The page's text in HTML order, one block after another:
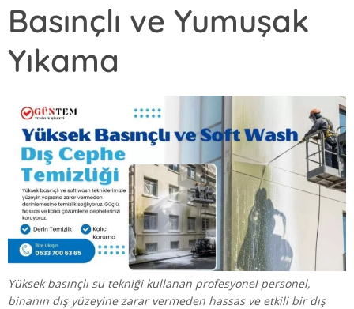
Basınçlı ve Yumuşak
Yıkama
Yüksek basınçlı su tekniği kullanan profesyonel personel,
binanın dış yüzeyine zarar vermeden hassas ve etkili bir dış